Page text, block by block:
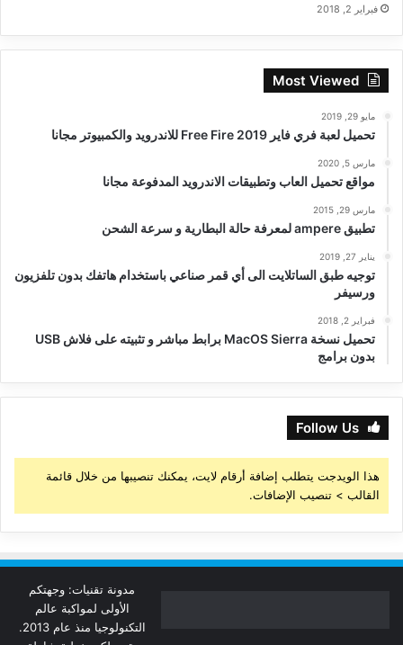
فبراير 2, 2018
Most Viewed
مايو 29, 2019
تحميل لعبة فري فاير Free Fire 2019 للاندرويد والكمبيوتر مجانا
مارس 5, 2020
مواقع تحميل العاب وتطبيقات الاندرويد المدفوعة مجانا
مارس 29, 2015
تطبيق ampere لمعرفة حالة البطارية و سرعة الشحن
يناير 27, 2019
توجيه طبق الساتلايت الى أي قمر صناعي باستخدام هاتفك بدون تلفزيون
ورسيفر
فبراير 2, 2018
تحميل نسخة MacOS Sierra برابط مباشر و تثبيته على فلاش USB
بدون برامج
Follow Us
هذا الويدجت يتطلب إضافة أرقام لايت، يمكنك تنصيبها من خلال قائمة
القالب > تنصيب الإضافات.
مدونة تقنيات: وجهتكم
الأولى لمواكبة عالم
التكنولوجيا منذ عام 2013.